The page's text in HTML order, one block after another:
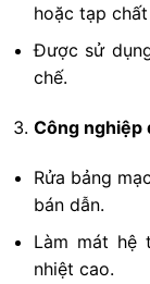
hoặc tạp
Được sử
chế.
Công nghiệp
Rửa bảng
bán dẫn.
Làm mát hệ
nhiệt cao.